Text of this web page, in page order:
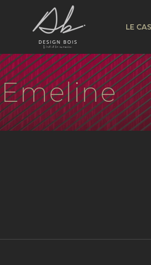
LE
Emeline